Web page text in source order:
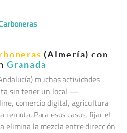
Carboneras
(Almería) con
Granada
) muchas actividades
sin tener un local —
comercio digital, agricultura
remota. Para esos casos, fijar el
elimina la mezcla entre dirección